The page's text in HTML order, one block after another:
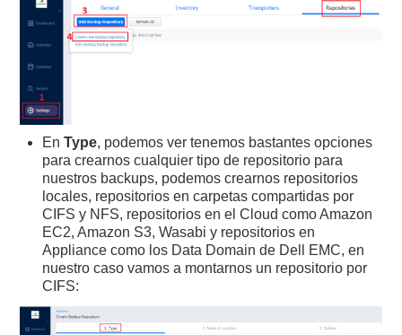
EnType, podemos ver tenemos bastantes opciones
para crearnos cualquier tipo de repositorio para
nuestros backups, podemos crearnos repositorios
locales, repositorios en carpetas compartidas por
CIFS y NFS, repositorios en el Cloud como Amazon
EC2, Amazon S3, Wasabi y repositorios en
Appliance como los Data Domain de Dell EMC, en
nuestro caso vamos a montarnos un repositorio por
CIFS: